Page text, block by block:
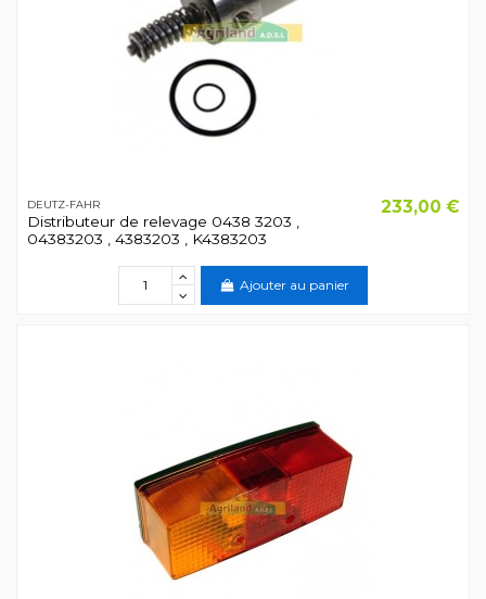
DEUTZ-FAHR
Distributeur de relevage 0438 3203 ,
04383203 , 4383203 , K4383203
233,00 €
Ajouter au panier